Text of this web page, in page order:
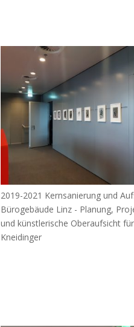
2019-2021 Kernsanierung und
Bürogebäude Linz - Planung,
und künstlerische Oberaufsicht
Kneidinger